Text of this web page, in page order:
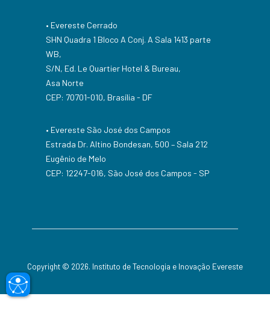
• Evereste Cerrado
SHN Quadra 1 Bloco A Conj. A Sala 1413 parte
WB,
S/N, Ed. Le Quartier Hotel & Bureau,
Asa Norte
CEP: 70701-010, Brasília - DF
• Evereste São José dos Campos
Estrada Dr. Altino Bondesan, 500 – Sala 212
Eugênio de Melo
CEP: 12247-016, São José dos Campos - SP
Copyright © 2026. Instituto de Tecnologia e Inovação Evereste
accessible